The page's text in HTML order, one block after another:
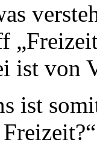
ist von
ist